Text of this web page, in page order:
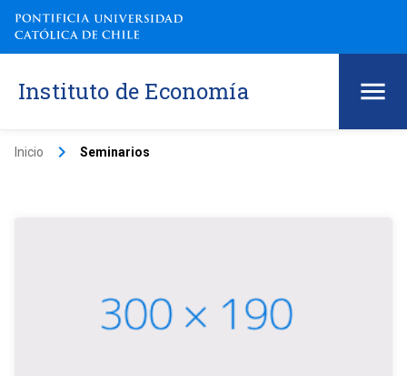
Instituto de Economía
Inicio keyboard_arrow_right Seminarios